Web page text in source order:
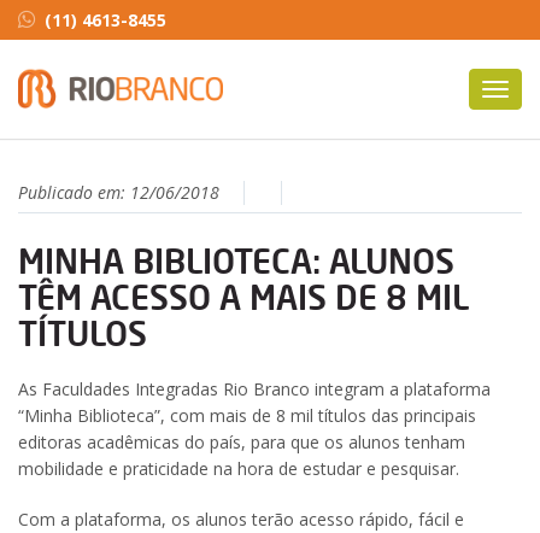
(11) 4613-8455
Publicado em: 12/06/2018
MINHA BIBLIOTECA: ALUNOS
TÊM ACESSO A MAIS DE 8 MIL
TÍTULOS
As Faculdades Integradas Rio Branco integram a plataforma
“Minha Biblioteca”, com mais de 8 mil títulos das principais
editoras acadêmicas do país, para que os alunos tenham
mobilidade e praticidade na hora de estudar e pesquisar.
Com a plataforma, os alunos terão acesso rápido, fácil e